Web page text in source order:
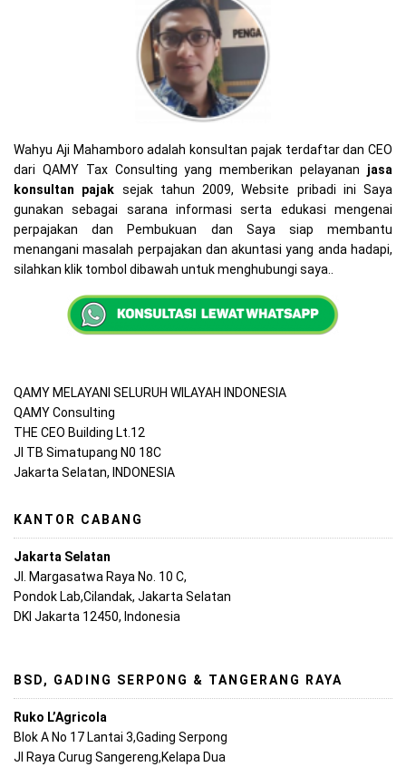
Wahyu Aji Mahamboro adalah konsultan pajak terdaftar dan CEO
dari QAMY Tax Consulting yang memberikan pelayanan jasa
konsultan pajak sejak tahun 2009, Website pribadi ini Saya
gunakan sebagai sarana informasi serta edukasi mengenai
perpajakan dan Pembukuan dan Saya siap membantu
menangani masalah perpajakan dan akuntasi yang anda hadapi,
silahkan klik tombol dibawah untuk menghubungi saya..
QAMY MELAYANI SELURUH WILAYAH INDONESIA
QAMY Consulting
THE CEO Building Lt.12
Jl TB Simatupang N0 18C
Jakarta Selatan, INDONESIA
KANTOR CABANG
Jakarta Selatan
Jl. Margasatwa Raya No. 10 C,
Pondok Lab,Cilandak, Jakarta Selatan
DKI Jakarta 12450, Indonesia
BSD, GADING SERPONG & TANGERANG RAYA
Ruko L’Agricola
Blok A No 17 Lantai 3,Gading Serpong
Jl Raya Curug Sangereng,Kelapa Dua